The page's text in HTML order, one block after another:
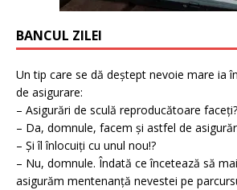
BANCUL ZILEI
Un tip care se dă deștept nevoie mare ia
de asigurare:
– Asigurări de sculă reproducătoare faceți?
– Da, domnule, facem și astfel de
– Și îl înlocuiți cu unul nou!?
– Nu, domnule. Îndată ce încetează să
asigurăm mentenanță nevestei pe